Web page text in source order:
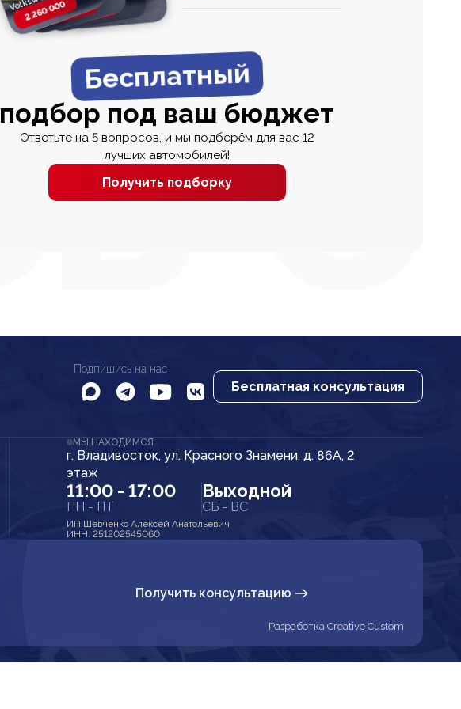
2 260 0002 820 000
2 820 0002 670 000
Бесплатный
подбор под ваш бюджет
Ответьте на 5 вопросов, и мы подберём для вас 12
лучших автомобилей!
Получить подборку
Подпишись на нас
Бесплатная консультация
МЫ НАХОДИМСЯ
г. Владивосток, ул. Красного Знамени, д. 86А, 2
этаж
11:00 - 17:00
ПН - ПТ
Выходной
СБ - ВС
ИП Шевченко Алексей Анатольевич
ИНН: 251202545060
Получить консультацию
Разработка Creative Custom